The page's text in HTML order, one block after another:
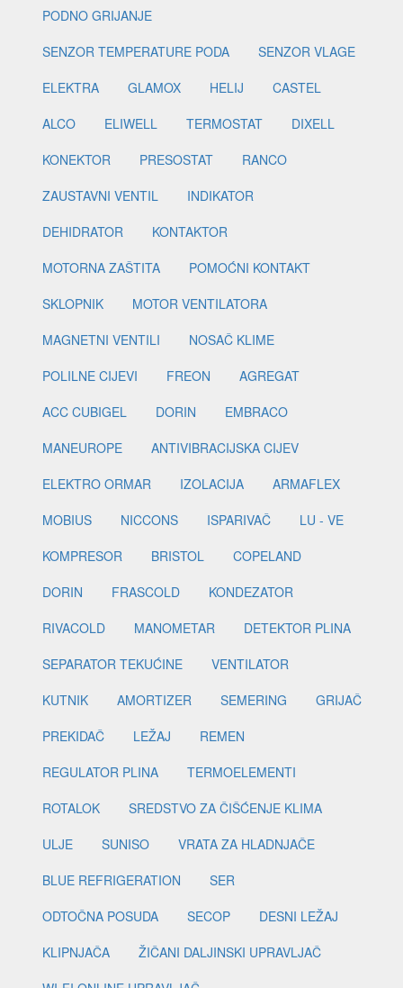
PODNO GRIJANJE
SENZOR TEMPERATURE PODA
SENZOR VLAGE
ELEKTRA
GLAMOX HELIJ
CASTEL
ALCO
ELIWELL TERMOSTAT
DIXELL
KONEKTOR
PRESOSTAT
RANCO
ZAUSTAVNI VENTIL
INDIKATOR
DEHIDRATOR
KONTAKTOR
MOTORNA ZAŠTITA
POMOĆNI KONTAKT
SKLOPNIK
MOTOR VENTILATORA
MAGNETNI VENTILI
NOSAČ KLIME
POLILNE CIJEVI
FREON
AGREGAT
ACC CUBIGEL
DORIN
EMBRACO
MANEUROPE
ANTIVIBRACIJSKA CIJEV
ELEKTRO ORMAR
IZOLACIJA
ARMAFLEX
MOBIUS
NICCONS ISPARIVAČ
LU - VE
KOMPRESOR
BRISTOL
COPELAND
DORIN
FRASCOLD
KONDEZATOR
RIVACOLD
MANOMETAR
DETEKTOR PLINA
SEPARATOR TEKUĆINE
VENTILATOR
KUTNIK
AMORTIZER SEMERING
GRIJAČ
PREKIDAČ
LEŽAJ
REMEN
REGULATOR PLINA
TERMOELEMENTI
ROTALOK
SREDSTVO ZA ČIŠĆENJE KLIMA
ULJE
SUNISO
VRATA ZA HLADNJAČE
BLUE REFRIGERATION
SER
ODTOČNA POSUDA
SECOP
DESNI LEŽAJ
KLIPNJAČA
ŽIČANI DALJINSKI UPRAVLJAČ